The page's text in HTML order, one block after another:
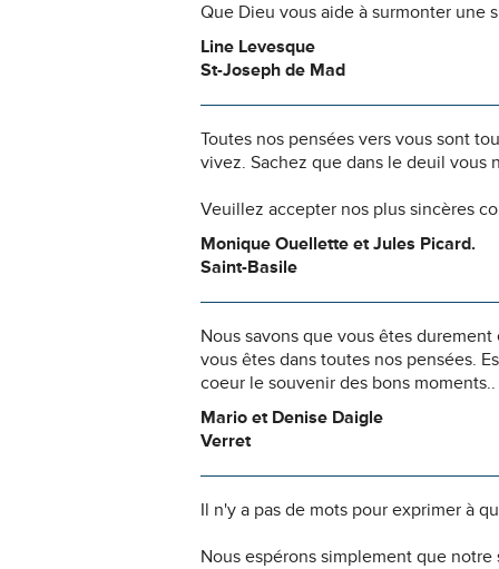
Que Dieu vous aide à surmonter une
Line Levesque
St-Joseph de Mad
Toutes nos pensées vers vous sont
vivez. Sachez que dans le deuil vous
Veuillez accepter nos plus sincères
Monique Ouellette et Jules Picard.
Saint-Basile
Nous savons que vous êtes
vous êtes dans toutes nos pensées.
coeur le souvenir des bons moments..
Mario et Denise Daigle
Verret
Il n'y a pas de mots pour exprimer à
Nous espérons simplement que